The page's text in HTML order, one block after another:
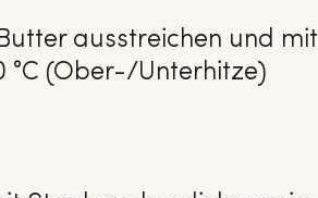
ausstreichen und mit
°C (Ober-/Unterhitze)